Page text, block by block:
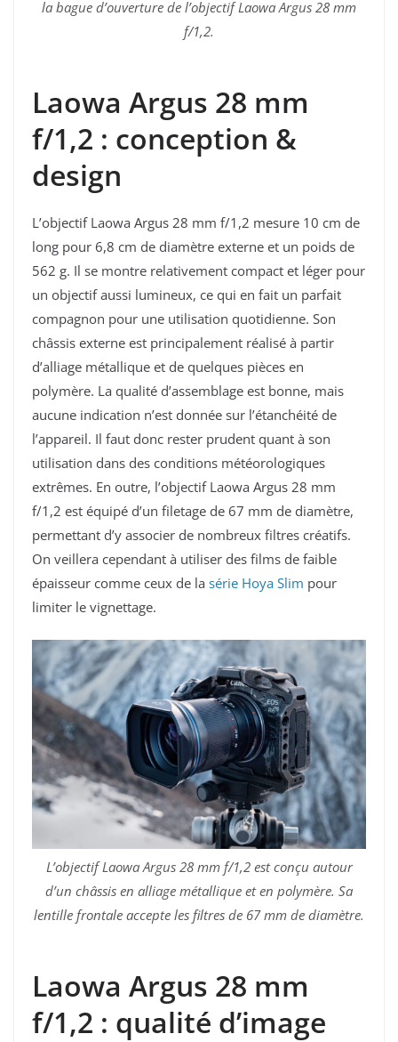
la bague d’ouverture de l’objectif Laowa Argus 28 mm
f/1,2.
Laowa Argus 28 mm
f/1,2 : conception &
design
L’objectif Laowa Argus 28 mm f/1,2 mesure 10 cm de
long pour 6,8 cm de diamètre externe et un poids de
562 g. Il se montre relativement compact et léger pour
un objectif aussi lumineux, ce qui en fait un parfait
compagnon pour une utilisation quotidienne. Son
châssis externe est principalement réalisé à partir
d’alliage métallique et de quelques pièces en
polymère. La qualité d’assemblage est bonne, mais
aucune indication n’est donnée sur l’étanchéité de
l’appareil. Il faut donc rester prudent quant à son
utilisation dans des conditions météorologiques
extrêmes. En outre, l’objectif Laowa Argus 28 mm
f/1,2 est équipé d’un filetage de 67 mm de diamètre,
permettant d’y associer de nombreux filtres créatifs.
On veillera cependant à utiliser des films de faible
épaisseur comme ceux de la série Hoya Slim pour
limiter le vignettage.
L’objectif Laowa Argus 28 mm f/1,2 est conçu autour
d’un châssis en alliage métallique et en polymère. Sa
lentille frontale accepte les filtres de 67 mm de diamètre.
Laowa Argus 28 mm
f/1,2 : qualité d’image